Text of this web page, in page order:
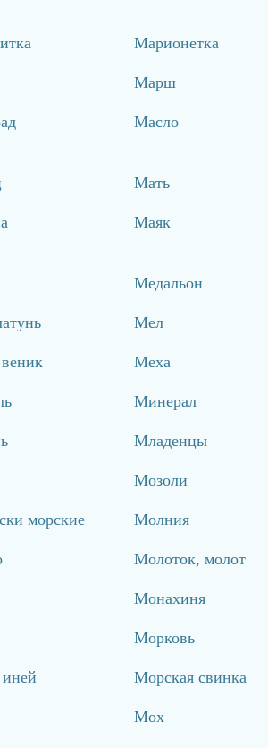
Марионетка
Марш
Масло
Мать
Маяк
Медальон
Мел
Меха
Минерал
Младенцы
Мозоли
морские Молния
Молоток, молот
Монахиня
Морковь
Морская свинка
Мох